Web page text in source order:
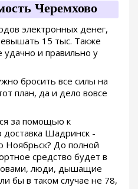
Черемхово
электронных денег,
15 тыс. Также
удачно и правильно у
бросить все силы на
план, да и дело вовсе
за помощью к
доставка Шадринск -
До полной
средство будет в
люди, дышащие
бы в таком случае не 78,